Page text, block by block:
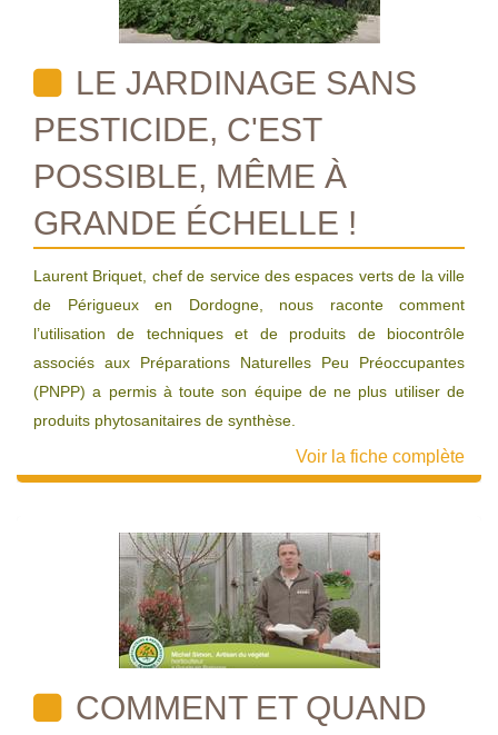
LE JARDINAGE SANS
PESTICIDE, C'EST
POSSIBLE, MÊME À
GRANDE ÉCHELLE !
Laurent Briquet, chef de service des espaces verts de la ville
de Périgueux en Dordogne, nous raconte comment
l’utilisation de techniques et de produits de biocontrôle
associés aux Préparations Naturelles Peu Préoccupantes
(PNPP) a permis à toute son équipe de ne plus utiliser de
produits phytosanitaires de synthèse.
Voir la fiche complète
COMMENT ET QUAND